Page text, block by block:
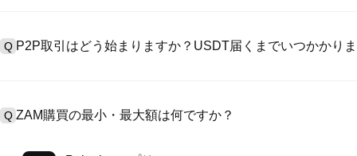
取引手数料（0.05%まで低く）が必要です。
Q P2P取引はどう始まりますか？USDT届くまでいつかかり
第に、決済は通常15分～2時間かかります。
Q ZAM購買の最小・最大額は何ですか？